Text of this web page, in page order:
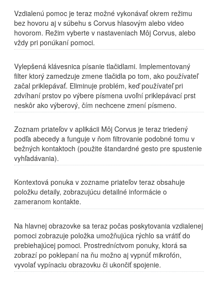
Vzdialenú pomoc je teraz možné vykonávať okrem režimu
bez hovoru aj v súbehu s Corvus hlasovým alebo video
hovorom. Režim vyberte v nastaveniach Môj Corvus, alebo
vždy pri ponúkaní pomoci.
Vylepšená klávesnica písanie tlačidlami. Implementovaný
filter ktorý zamedzuje zmene tlačidla po tom, ako používateľ
začal priklepávať. Eliminuje problém, keď používateľ pri
zdvíhaní prstov po výbere písmena uvoľní priklepávací prst
neskôr ako výberový, čím nechcene zmení písmeno.
Zoznam priateľov v aplikácii Môj Corvus je teraz triedený
podľa abecedy a funguje v ňom filtrovanie podobné tomu v
bežných kontaktoch (použite štandardné gesto pre spustenie
vyhľadávania).
Kontextová ponuka v zozname priateľov teraz obsahuje
položku detaily, zobrazujúcu detailné informácie o
zameranom kontakte.
Na hlavnej obrazovke sa teraz počas poskytovania vzdialenej
pomoci zobrazuje položka umožňujúca rýchlo sa vrátiť do
prebiehajúcej pomoci. Prostredníctvom ponuky, ktorá sa
zobrazí po poklepaní na ňu možno aj vypnúť mikrofón,
vyvolať vypínaciu obrazovku či ukončiť spojenie.